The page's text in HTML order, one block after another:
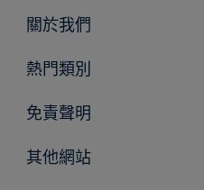
關於我們
聯絡我們
熱門類別
尋找顏色
專家見解
免責聲明
色彩準確度
其他網站